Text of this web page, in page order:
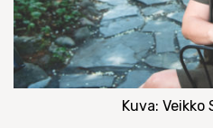
Kuva: Veikko